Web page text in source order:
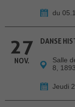
du
27
NOV.
DANSE
Salle
8,
Jeudi